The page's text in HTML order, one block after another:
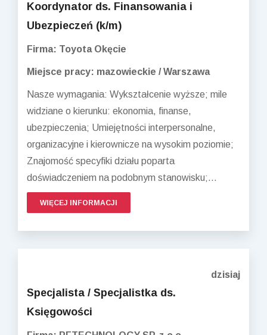
Koordynator ds. Finansowania i
Ubezpieczeń (k/m)
Firma: Toyota Okęcie
Miejsce pracy: mazowieckie / Warszawa
Nasze wymagania: Wykształcenie wyższe; mile
widziane o kierunku: ekonomia, finanse,
ubezpieczenia; Umiejętności interpersonalne,
organizacyjne i kierownicze na wysokim poziomie;
Znajomość specyfiki działu poparta
doświadczeniem na podobnym stanowisku;...
WIĘCEJ INFORMACJI
dzisiaj
Specjalista / Specjalistka ds.
Księgowości